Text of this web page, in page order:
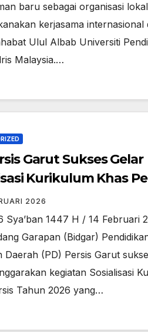
baru sebagai organisasi
kerjasama internasional
Ulul Albab Universiti
Malaysia.…
Garut Sukses Gelar
Kurikulum Khas
2026
Sya’ban 1447 H / 14 Februari
Garapan (Bidgar)
Daerah (PD) Persis Garut
kegiatan Sosialisasi
Tahun 2026 yang…